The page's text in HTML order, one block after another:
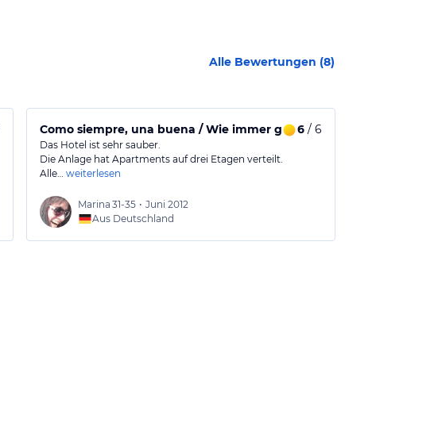
Alle Bewertungen (8)
Como siempre, una buena / Wie immer gut / As alway
6/ 6
Das Hotel ist sehr sauber.
Die Anlage hat Apartments auf drei Etagen verteilt.
Alle… weiterlesen
Marina 31-35 • Juni 2012
Aus Deutschland